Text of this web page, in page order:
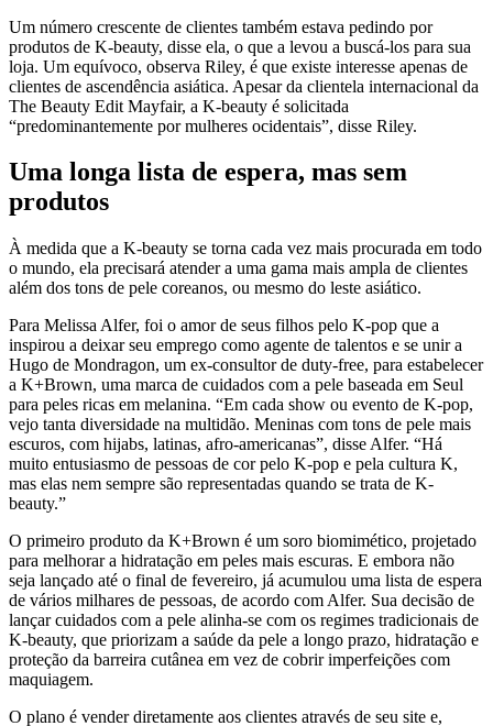
Um número crescente de clientes também estava pedindo por
produtos de K-beauty, disse ela, o que a levou a buscá-los para sua
loja. Um equívoco, observa Riley, é que existe interesse apenas de
clientes de ascendência asiática. Apesar da clientela internacional da
The Beauty Edit Mayfair, a K-beauty é solicitada
“predominantemente por mulheres ocidentais”, disse Riley.
Uma longa lista de espera, mas sem
produtos
À medida que a K-beauty se torna cada vez mais procurada em todo
o mundo, ela precisará atender a uma gama mais ampla de clientes
além dos tons de pele coreanos, ou mesmo do leste asiático.
Para Melissa Alfer, foi o amor de seus filhos pelo K-pop que a
inspirou a deixar seu emprego como agente de talentos e se unir a
Hugo de Mondragon, um ex-consultor de duty-free, para estabelecer
a K+Brown, uma marca de cuidados com a pele baseada em Seul
para peles ricas em melanina. “Em cada show ou evento de K-pop,
vejo tanta diversidade na multidão. Meninas com tons de pele mais
escuros, com hijabs, latinas, afro-americanas”, disse Alfer. “Há
muito entusiasmo de pessoas de cor pelo K-pop e pela cultura K,
mas elas nem sempre são representadas quando se trata de K-
beauty.”
O primeiro produto da K+Brown é um soro biomimético, projetado
para melhorar a hidratação em peles mais escuras. E embora não
seja lançado até o final de fevereiro, já acumulou uma lista de espera
de vários milhares de pessoas, de acordo com Alfer. Sua decisão de
lançar cuidados com a pele alinha-se com os regimes tradicionais de
K-beauty, que priorizam a saúde da pele a longo prazo, hidratação e
proteção da barreira cutânea em vez de cobrir imperfeições com
maquiagem.
O plano é vender diretamente aos clientes através de seu site e,